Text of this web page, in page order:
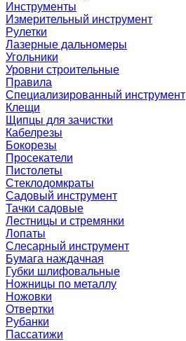
Инструменты
Измерительный инструмент
Рулетки
Лазерные дальномеры
Угольники
Уровни строительные
Правила
Специализированный инструмент
Клещи
Щипцы для зачистки
Кабелрезы
Бокорезы
Просекатели
Пистолеты
Стеклодомкраты
Садовый инструмент
Тачки садовые
Лестницы и стремянки
Лопаты
Слесарный инструмент
Бумага наждачная
Губки шлифовальные
Ножницы по металлу
Ножовки
Отвертки
Рубанки
Пассатижи